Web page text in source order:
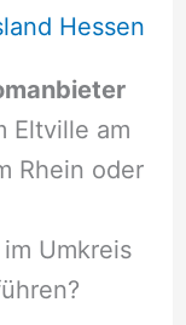
Hessen
Eltville am
Rhein oder
Umkreis